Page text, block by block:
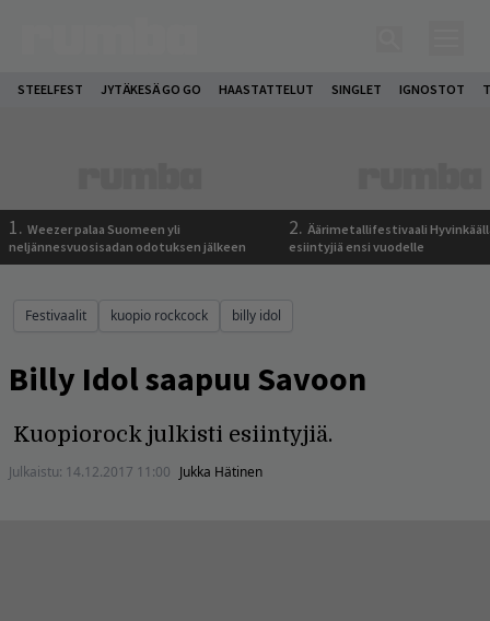
STEELFEST JYTÄKESÄ GO GO HAASTATTELUT SINGLET IGNOSTOT
1. Weezer palaa Suomeen yli
neljännesvuosisadan odotuksen jälkeen
2. Äärimetallifestivaali
esiintyjiä ensi vuodelle
Festivaalit kuopio rockcock billy idol
Billy Idol saapuu Savoon
Kuopiorock julkisti esiintyjiä.
Julkaistu: 14.12.2017 11:00 Jukka Hätinen